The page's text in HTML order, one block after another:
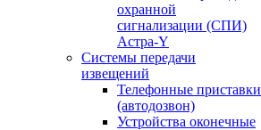
охранной
сигнализации (СПИ)
Астра-Y
Системы передачи
извещений
Телефонные приставки
(автодозвон)
Устройства оконечные